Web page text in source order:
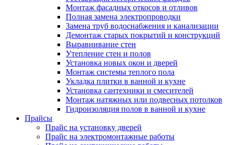
Монтаж фасадных откосов и отливов
Полная замена электропроводки
Замена труб водоснабжения и канализации
Демонтаж старых покрытий и конструкций
Выравнивание стен
Утепление стен и полов
Установка новых окон и дверей
Монтаж системы теплого пола
Укладка плитки в ванной и кухне
Установка сантехники и смесителей
Монтаж натяжных или подвесных потолков
Гидроизоляция полов в ванной и кухне
Прайсы
Прайс на установку дверей
Прайс на электромонтажные работы